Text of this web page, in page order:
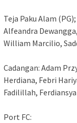
Teja Paku Alam
Alfeandra
William Marcilio,
Cadangan: Adam
Herdiana, Febri
Fadilillah,
Port FC: